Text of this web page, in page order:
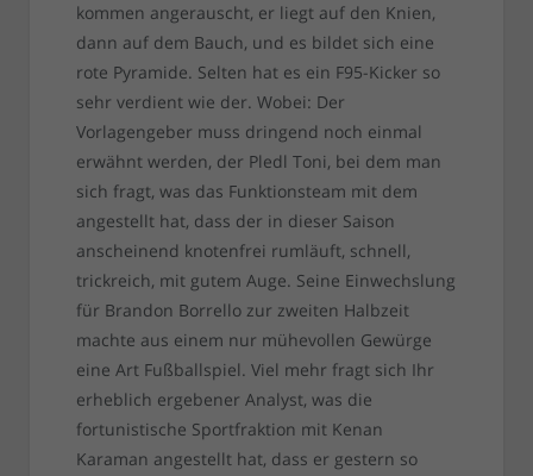
kommen angerauscht, er liegt auf den Knien,
dann auf dem Bauch, und es bildet sich eine
rote Pyramide. Selten hat es ein F95-Kicker so
sehr verdient wie der. Wobei: Der
Vorlagengeber muss dringend noch einmal
erwähnt werden, der Pledl Toni, bei dem man
sich fragt, was das Funktionsteam mit dem
angestellt hat, dass der in dieser Saison
anscheinend knotenfrei rumläuft, schnell,
trickreich, mit gutem Auge. Seine Einwechslung
für Brandon Borrello zur zweiten Halbzeit
machte aus einem nur mühevollen Gewürge
eine Art Fußballspiel. Viel mehr fragt sich Ihr
erheblich ergebener Analyst, was die
fortunistische Sportfraktion mit Kenan
Karaman angestellt hat, dass er gestern so